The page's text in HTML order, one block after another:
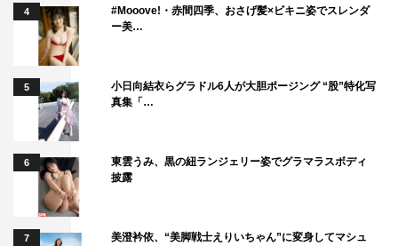
4
#Mooove!・赤間四季、おさげ髪×ビキニ姿でスレンダ
ー美…
5
小日向結衣らグラドル6人が大胆ポージング “股”特化写
真集「…
6
東雲うみ、黒の紐ランジェリー姿でグラマラスボディ
披露
7
美澄衿依、“美脚戦士えりいちゃん”に変身してマシュ